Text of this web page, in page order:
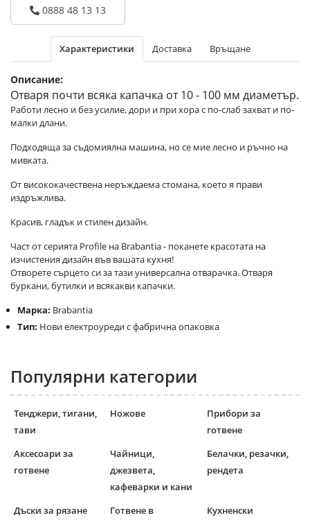
0888 48 13 13
Характеристики Доставка Връщане
Описание:
Отваря почти всяка капачка от 10 - 100 мм диаметър.
Работи лесно и без усилие, дори и при хора с по-слаб захват и по-
малки длани.
Подходяща за съдомиялна машина, но се мие лесно и ръчно на
мивката.
От висококачествена неръждаема стомана, което я прави
издръжлива.
Красив, гладък и стилен дизайн.
Част от серията Profile на Brabantia - поканете красотата на
изчистения дизайн във вашата кухня!
Отворете сърцето си за тази универсална отварачка. Отваря
буркани, бутилки и всякакви капачки.
Марка: Brabantia
Тип: Нови електроуреди с фабрична опаковка
Популярни категории
Тенджери, тигани,
тави
Ножове
Прибори за
готвене
Аксесоари за
готвене
Чайници,
джезвета,
кафеварки и кани
Белачки, резачки,
рендета
Дъски за рязане
Готвене в
Кухненски